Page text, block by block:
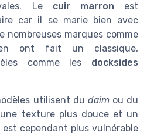
Le cuir marron est
car il se marie bien avec
nombreuses marques comme
ont fait un classique,
comme les docksides
utilisent du daimou du
texture plus douce et un
est cependant plus vulnérable